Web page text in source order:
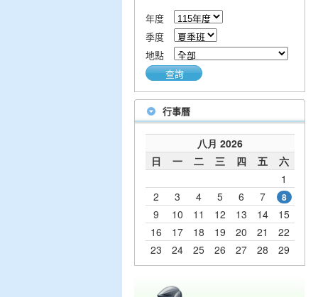
年度
季度
地點
查詢
行事曆